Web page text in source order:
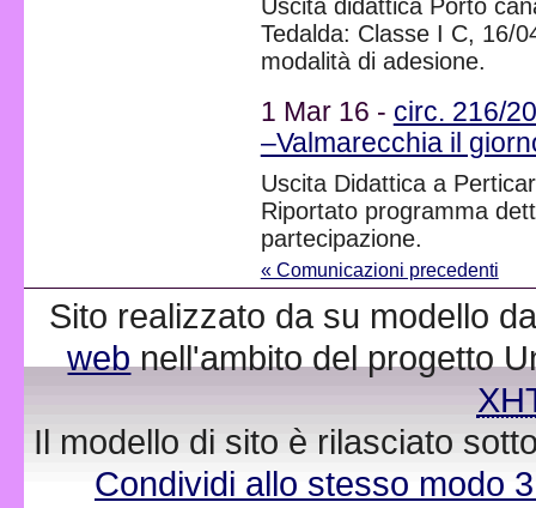
Uscita didattica Porto
Tedalda: Classe I C, 16/
modalità di adesione.
1 Mar 16 - circ. 216/
–Valmarecchia il
Uscita Didattica a
Riportato programma
partecipazione.
« Comunicazioni precedenti
Sito realizzato da su modello
webnell'ambito del progetto
Il modello di sito è rilasciato
Condividi allo stesso modo